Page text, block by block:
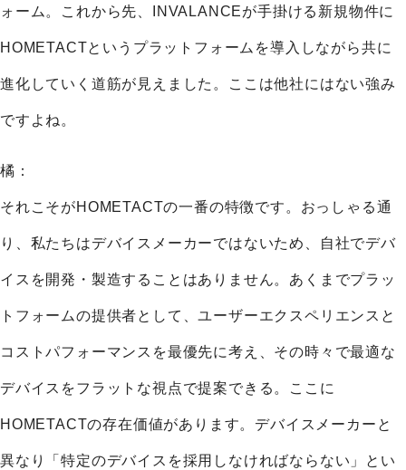
ォーム。これから先、INVALANCEが手掛ける新規物件に
HOMETACTというプラットフォームを導入しながら共に
進化していく道筋が見えました。ここは他社にはない強み
ですよね。
橘：
それこそがHOMETACTの一番の特徴です。おっしゃる通
り、私たちはデバイスメーカーではないため、自社でデバ
イスを開発・製造することはありません。あくまでプラッ
トフォームの提供者として、ユーザーエクスペリエンスと
コストパフォーマンスを最優先に考え、その時々で最適な
デバイスをフラットな視点で提案できる。ここに
HOMETACTの存在価値があります。デバイスメーカーと
異なり「特定のデバイスを採用しなければならない」とい